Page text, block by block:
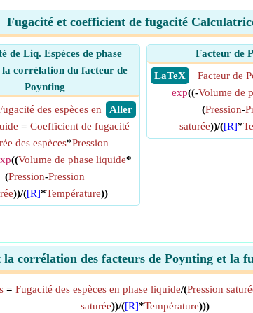
Fugacité et coefficient de fugacité
de Liq. Espèces de phase
corrélation du facteur de
Poynting
​ Aller
des espèces en
= Coefficient de fugacité
des espèces*Pression
((Volume de phase liquide*
(Pression-Pression
))/([R]*Température))
Facteur de
​ LaTeX
Facteur de
exp((-Volume de
(Pression-
saturée))/([R]*
corrélation des facteurs de Poynting et la
= Fugacité des espèces en phase liquide/(Pression
saturée))/([R]*Température)))